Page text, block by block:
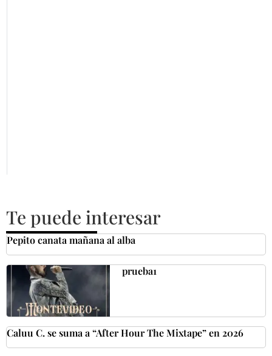
Te puede interesar
Pepito canata mañana al alba
prueba1
Caluu C. se suma a “After Hour The Mixtape” en 2026